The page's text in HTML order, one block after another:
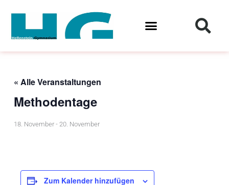
« Alle Veranstaltungen
Methodentage
18. November- 20. November
Zum Kalender hinzufügen